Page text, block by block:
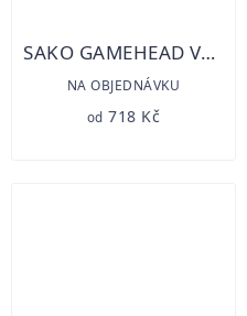
SAKO GAMEHEAD VARMINT
NA OBJEDNÁVKU
od 718 Kč